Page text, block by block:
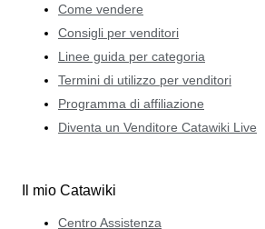
Come vendere
Consigli per venditori
Linee guida per categoria
Termini di utilizzo per venditori
Programma di affiliazione
Diventa un Venditore Catawiki Live
Il mio Catawiki
Centro Assistenza